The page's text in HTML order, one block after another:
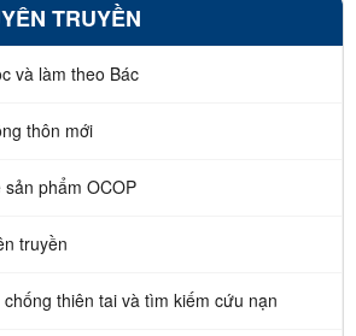
TRUYỀN
và làm theo Bác
thôn mới
phẩm OCOP
truyền
thiên tai và tìm kiếm cứu nạn